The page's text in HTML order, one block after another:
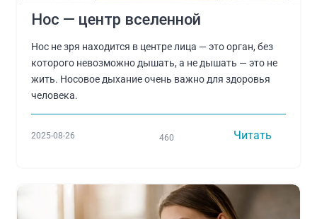
Нос — центр вселенной
Нос не зря находится в центре лица — это орган, без
которого невозможно дышать, а не дышать — это не
жить. Носовое дыхание очень важно для здоровья
человека.
2025-08-26 460 Читать